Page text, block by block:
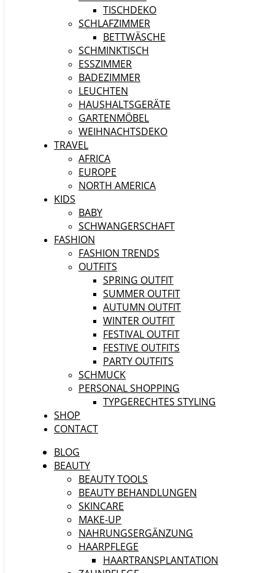
TISCHDEKO
SCHLAFZIMMER
BETTWÄSCHE
SCHMINKTISCH
ESSZIMMER
BADEZIMMER
LEUCHTEN
HAUSHALTSGERÄTE
GARTENMÖBEL
WEIHNACHTSDEKO
TRAVEL
AFRICA
EUROPE
NORTH AMERICA
KIDS
BABY
SCHWANGERSCHAFT
FASHION
FASHION TRENDS
OUTFITS
SPRING OUTFIT
SUMMER OUTFIT
AUTUMN OUTFIT
WINTER OUTFIT
FESTIVAL OUTFIT
FESTIVE OUTFITS
PARTY OUTFITS
SCHMUCK
PERSONAL SHOPPING
TYPGERECHTES STYLING
SHOP
CONTACT
BLOG
BEAUTY
BEAUTY TOOLS
BEAUTY BEHANDLUNGEN
SKINCARE
MAKE-UP
NAHRUNGSERGÄNZUNG
HAARPFLEGE
HAARTRANSPLANTATION